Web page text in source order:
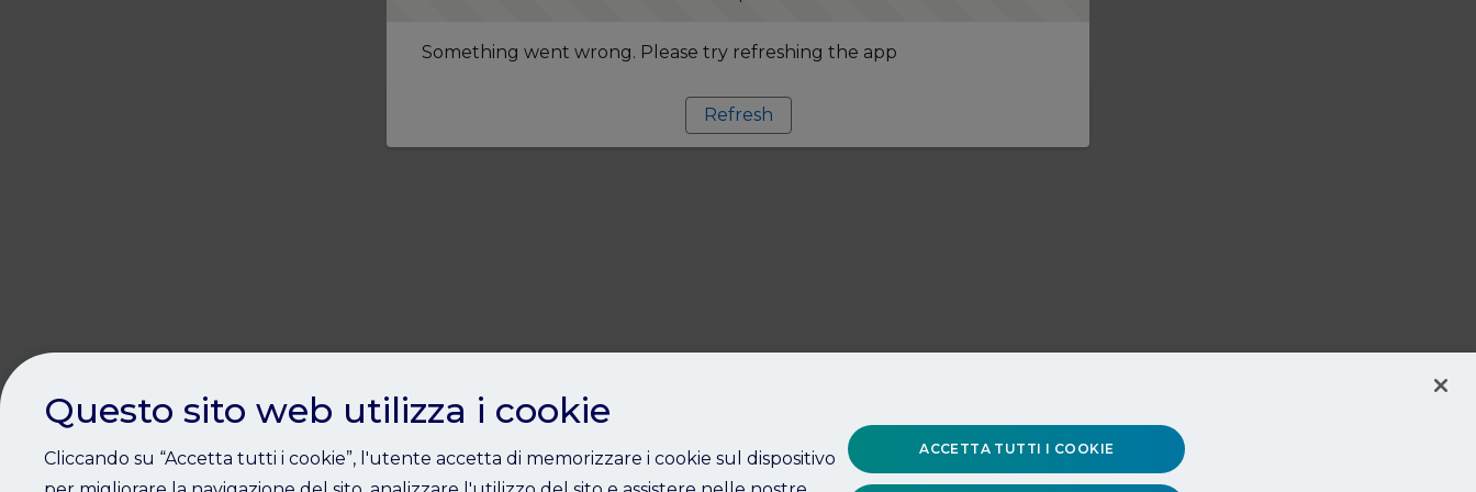
Something went wrong. Please try refreshing the app
Refresh
Questo sito web utilizza i cookie
Cliccando su “Accetta tutti i cookie”, l'utente accetta di memorizzare i cookie sul dispositivo
ACCETTA TUTTI I COOKIE